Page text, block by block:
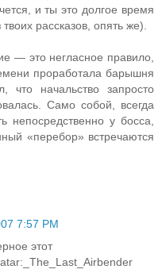
и ты это долгое время
рассказов, опять же).
— это негласное правило,
проработала барышня
что начальство запросто
Само собой, всегда
непосредственно у босса,
«перебор» встречаются
7:57 PM
этот